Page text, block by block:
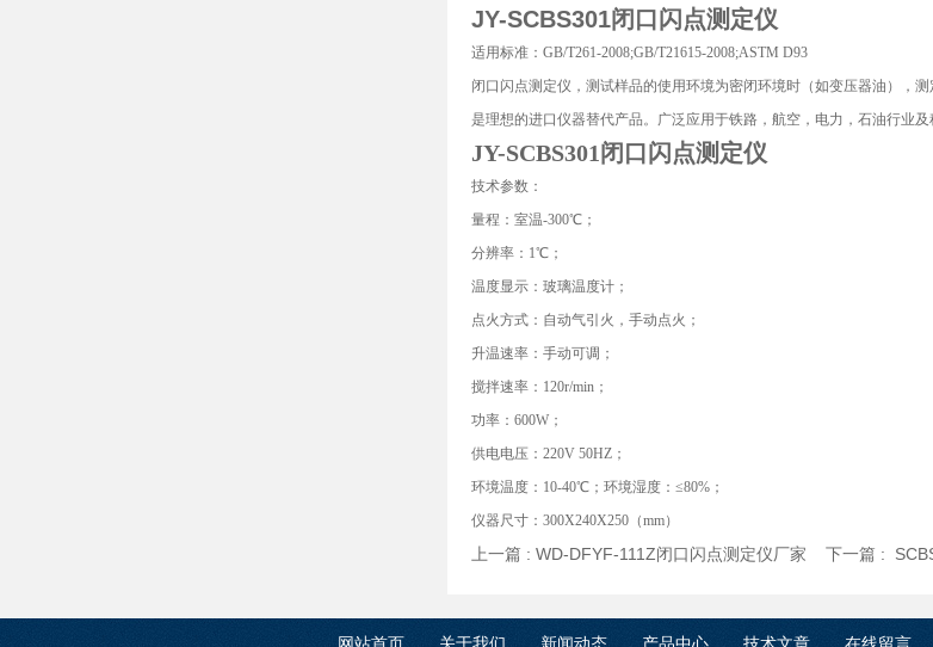
JY-SCBS301闭口闪点测定仪
适用标准：GB/T261-2008;GB/T21615-2008;ASTM D93
闭口闪点测定仪，测试样品的使用环境为密闭环境时（如变压器油），
是理想的进口仪器替代产品。广泛应用于铁路，航空，电力，石油行业及
JY-SCBS301闭口闪点测定仪
技术参数：
量程：室温-300℃；
分辨率：1℃；
温度显示：玻璃温度计；
点火方式：自动气引火，手动点火；
升温速率：手动可调；
搅拌速率：120r/min；
功率：600W；
供电电压：220V 50HZ；
环境温度：10-40℃；环境湿度：≤80%；
仪器尺寸：300X240X250（mm）
上一篇 : WD-DFYF-111Z闭口闪点测定仪厂家 下一篇 :